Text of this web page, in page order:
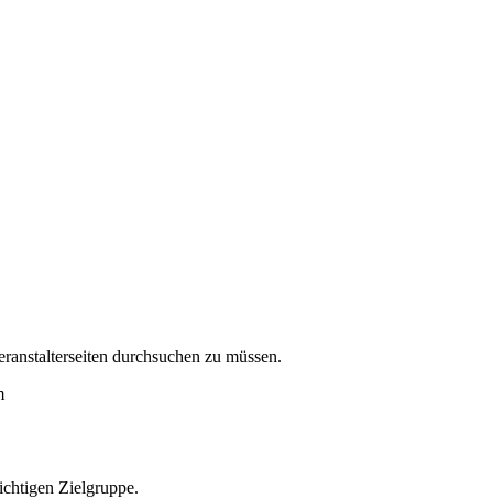
durchsuchen zu müssen.
Zielgruppe.